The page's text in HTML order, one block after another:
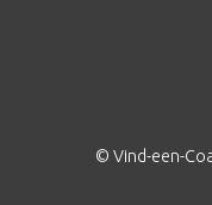
© Vind-een-